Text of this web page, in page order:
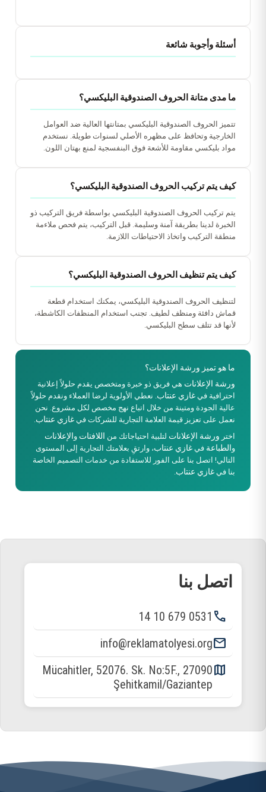
أسئلة وأجوبة شائعة
ما مدى متانة الحروف الصندوقية البليكسي؟
تتميز الحروف الصندوقية البليكسي بمتانتها العالية ضد العوامل
الخارجية وتحافظ على مظهره الأصلي لسنوات طويلة. نستخدم
مواد بليكسي مقاومة للأشعة فوق البنفسجية لمنع بهتان اللون.
كيف يتم تركيب الحروف الصندوقية البليكسي؟
يتم تركيب الحروف الصندوقية البليكسي بواسطة فريق التركيب ذو
الخبرة لدينا بطريقة آمنة وسليمة. قبل التركيب، يتم فحص ملاءمة
منطقة التركيب واتخاذ الاحتياطات اللازمة.
كيف يتم تنظيف الحروف الصندوقية البليكسي؟
لتنظيف الحروف الصندوقية البليكسي، يمكنك استخدام قطعة
قماش دافئة ومنظف لطيف. تجنب استخدام المنظفات الكاشطة،
لأنها قد تتلف سطح البليكسي.
ما هو تميز ورشة الإعلانات؟
ورشة الإعلانات هي فريق ذو خبرة ومتخصص يقدم حلولاً إعلانية
احترافية في غازي عنتاب. نعطي الأولوية لرضا العملاء ونقدم حلولاً
عالية الجودة ومتينة من خلال اتباع نهج مخصص لكل مشروع. نحن
نعمل على تعزيز قيمة العلامة التجارية للشركات في غازي عنتاب.
اختر ورشة الإعلانات لتلبية احتياجاتك من اللافتات والإعلانات
والطباعة في غازي عنتاب، وارتقِ بعلامتك التجارية إلى المستوى
التالي! اتصل بنا على الفور للاستفادة من خدمات التصميم الخاصة
بنا في غازي عنتاب.
اتصل بنا
phone
0531 679 10 14
email
info@reklamatolyesi.org
map
Mücahitler, 52076. Sk. No:5F., 27090
Şehitkamil/Gaziantep